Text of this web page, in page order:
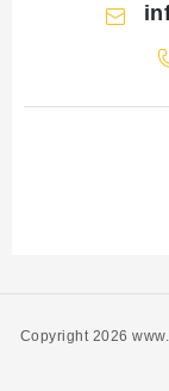
Copyright 2026